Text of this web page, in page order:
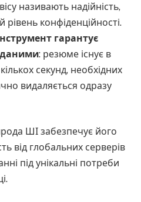
називають надійність,
конфіденційності.
гарантує
: резюме існує в
секунд, необхідних
видаляється одразу
ШІ забезпечує його
від глобальних серверів
під унікальні потреби